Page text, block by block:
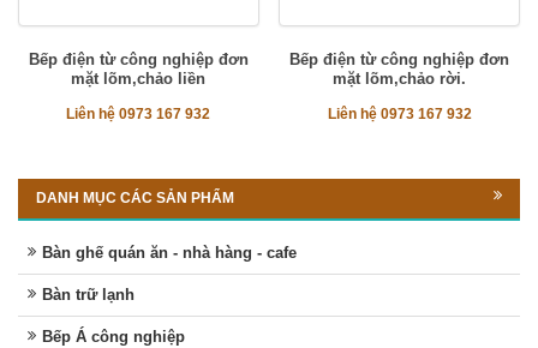
Bếp điện từ công nghiệp đơn
mặt lõm,chảo liền
Liên hệ 0973 167 932
Bếp điện từ công nghiệp đơn
mặt lõm,chảo rời.
Liên hệ 0973 167 932
DANH MỤC CÁC SẢN PHẨM
Bàn ghế quán ăn - nhà hàng - cafe
Bàn trữ lạnh
Bếp Á công nghiệp